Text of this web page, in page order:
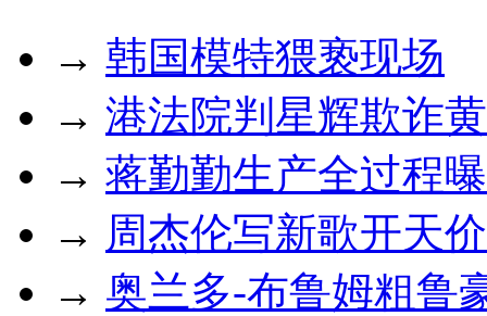
→ 韩国模特猥亵现场
→ 港法院判星辉欺诈
→ 蒋勤勤生产全过程
→ 周杰伦写新歌开天
→ 奥兰多-布鲁姆粗鲁